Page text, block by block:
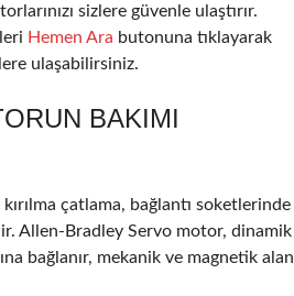
sizlere güvenle ulaştırır.
Hemen Ara butonuna tıklayarak
ulaşabilirsiniz.
BAKIMI
çatlama, bağlantı soketlerinde
Allen-Bradley Servo motor, dinamik
bağlanır, mekanik ve magnetik alan